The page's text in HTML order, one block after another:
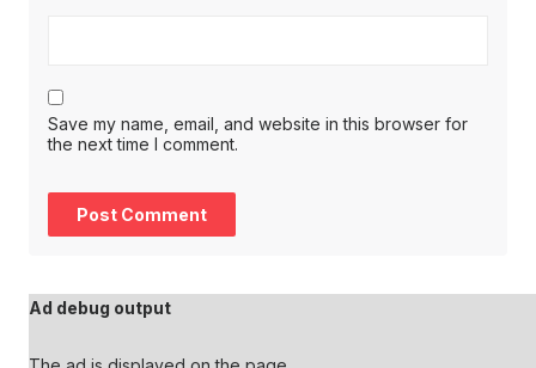
Save my name, email, and website in this browser for
the next time I comment.
Ad debug output